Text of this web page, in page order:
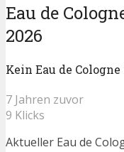
Eau de
2026
Kein Eau de
7 Jahren zuvor
9 Klicks
Aktueller Eau de